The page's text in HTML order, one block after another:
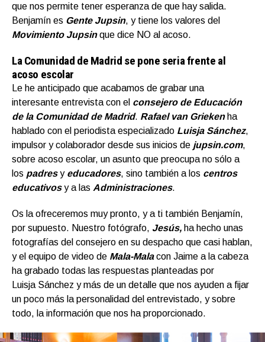
que nos permite tener esperanza de que hay salida.
Benjamín es Gente Jupsin, y tiene los valores del
Movimiento Jupsinque dice NO al acoso.
La Comunidad de Madrid se pone seria frente al
acoso escolar
Le he anticipado que acabamos de grabar una
interesante entrevista con el consejero de Educación
de la Comunidad de Madrid. Rafael van Griekenha
hablado con el periodista especializado Luisja Sánchez,
impulsor y colaborador desde sus inicios de jupsin.com,
sobre acoso escolar, un asunto que preocupa no sólo a
los padresy educadores, sino también a los centros
educativosy a las Administraciones.
Os la ofreceremos muy pronto, y a ti también Benjamín,
por supuesto. Nuestro fotógrafo, Jesús, ha hecho unas
fotografías del consejero en su despacho que casi hablan,
y el equipo de video de Mala-Malacon Jaime a la cabeza
ha grabado todas las respuestas planteadas por
Luisja Sánchez y más de un detalle que nos ayuden a fijar
un poco más la personalidad del entrevistado, y sobre
todo, la información que nos ha proporcionado.